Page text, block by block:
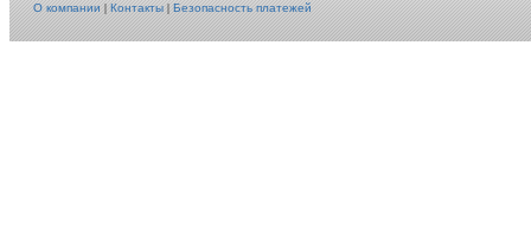
О компании|Контакты|Безопасность платежей